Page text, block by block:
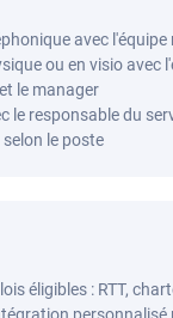
avec
ou en visio avec
le manager
le responsable du
le poste
éligibles : RTT,